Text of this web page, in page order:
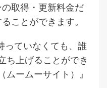
取得・更新料金だ
ことができます。
っていなくても、誰
ち上げることができ
ームーサイト）』